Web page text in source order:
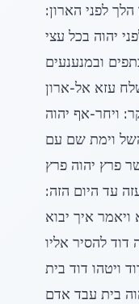
לפני הארון:
יהוה בכל עצי
ובמנענעים
עזא אל-ארון
ויחר-אף יהוה
וימת שם עם
פרץ יהוה פרץ
עד היום הזה:
ויאמר איך יבוא
דוד להסיר אליו
ויטהו דוד בית
בית עבד אדם